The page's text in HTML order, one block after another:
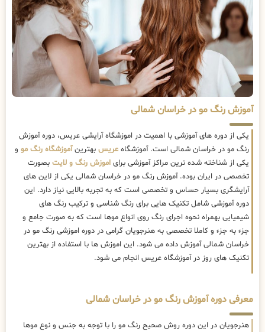
آموزش رنگ مو در خراسان شمالی
یکی از دوره های آموزشی با اهمیت در اموزشگاه آرایشی عریس، دوره آموزش
رنگ مو در خراسان شمالی است. آموزشگاه عریس بهترینآموزشگاه رنگ مو و
یکی از شناخته شده ترین مراکز آموزشی برای اموزش رنگ و لایت بصورت
تخصصی در ایران بوده. آموزش رنگ مو در خراسان شمالی یکی از لاین های
آرایشگری بسیار حساس و تخصصی است که به تجربه بالایی نیاز دارد. این
دوره آموزشی شامل تکنیک هایی برای رنگ شناسی و ترکیب رنگ های
شیمیایی بهمراه نحوه اجرای رنگ روی انواع موها است که به صورت جامع و
جزء به جزء و کاملا تخصصی به هنرجویان گرامی در دوره اموزشی رنگ مو در
خراسان شمالی آموزش داده می شود. این اموزش ها با استفاده از بهترین
تکنیک های روز در آموزشگاه عریس انجام می شود.
معرفی دوره آموزش رنگ مو در خراسان شمالی
هنرجویان در این دوره روش صحیح رنگ مو را با توجه به جنس و نوع موها